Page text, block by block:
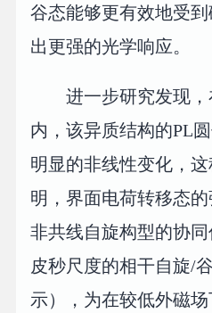
谷态能够更有效地受
出更强的光学响应。
进一步研究发现，
内，该异质结构的PL
明显的非线性变化，
明，界面电荷转移态
非共线自旋构型的协
皮秒尺度的相干自旋/
示），为在较低外磁